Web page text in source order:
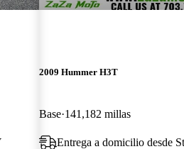
2009 Hummer H3T
Base 141,182 millas
Entrega a domicilio desde